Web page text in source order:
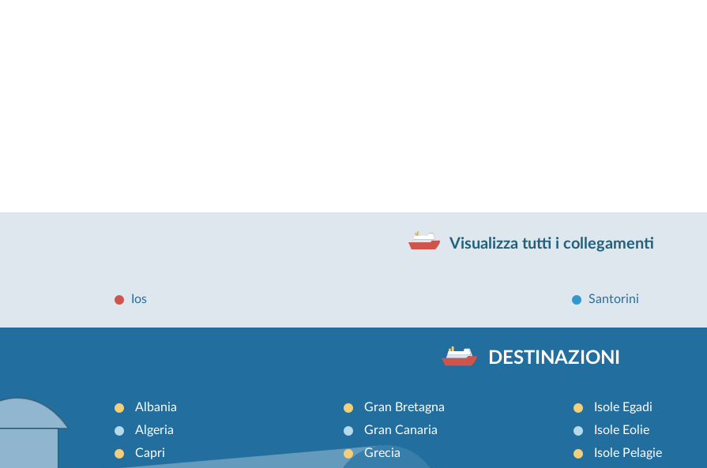
Visualizza tutti i collegamenti
Ios Santorini
DESTINAZIONI
Albania
Algeria
Capri
Gran Bretagna
Gran Canaria
Grecia
Isole Egadi
Isole Eolie
Isole Pelagie